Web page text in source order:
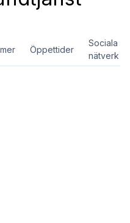
Öppettider
Sociala
nätverk